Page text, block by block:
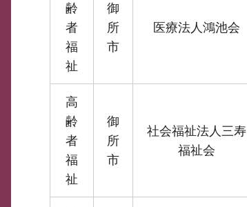
齢
者
福
祉
御
所
市
医療法人鴻池会
高
齢
者
福
祉
御
所
市
社会福祉法人三寿
福祉会